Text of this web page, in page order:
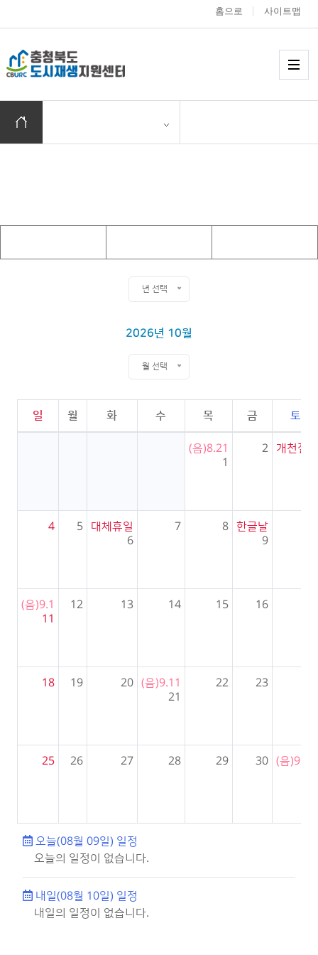
충청북도 도시재
홈으로 사이트맵
홈으로 이동
년 선택
2026년 10월
월 선택
일 월 화 수 목 금 토
(음)8.21
1
2 개천절
4 5
대체휴일
6
7 8
한글날
9
(음)9.1
11
12 13 14 15 16
18 19 20
(음)9.11
21
22 23
25 26 27 28 29 30
(음)9.21
오늘(08월 09일) 일정
오늘의 일정이 없습니다.
내일(08월 10일) 일정
내일의 일정이 없습니다.